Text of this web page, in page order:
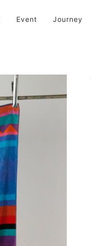
Event Journey